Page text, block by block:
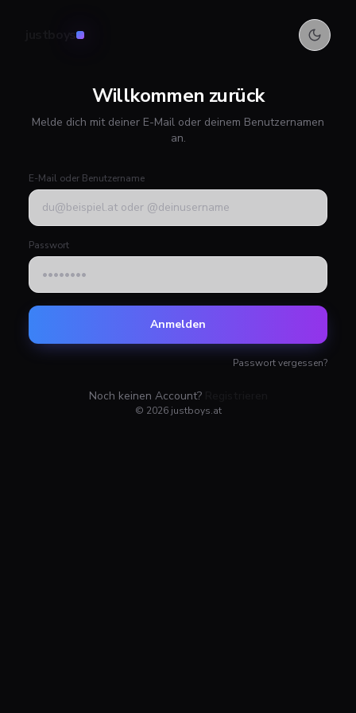
Willkommen zurück
Melde dich mit deiner E-Mail oder deinem Benutzernamen
an.
E-Mail oder Benutzername
Passwort
Anmelden
Passwort vergessen?
Noch keinen Account?
© 2026justboys.at